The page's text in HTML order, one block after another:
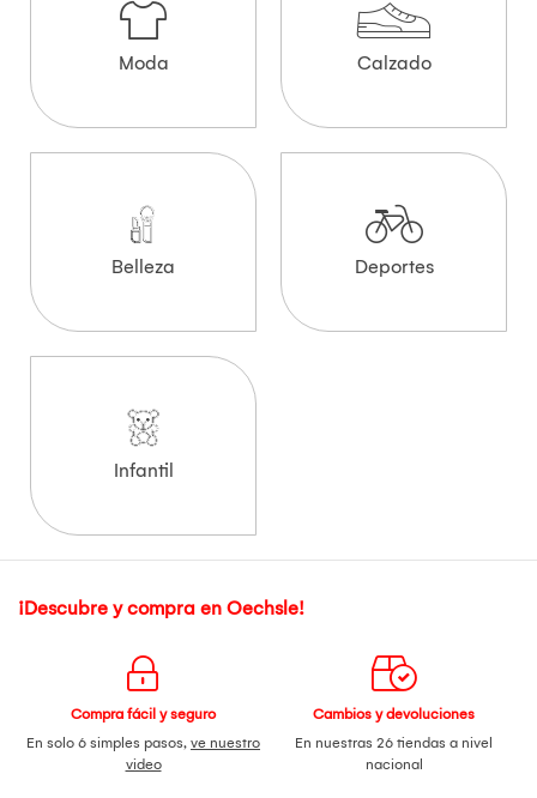
Moda Calzado
Belleza Deportes
Infantil
¡Descubre y compra en Oechsle!
Compra fácil y seguro
En solo 6 simples pasos, ve nuestro
video
Cambios y devoluciones
En nuestras 26 tiendas a nivel
nacional